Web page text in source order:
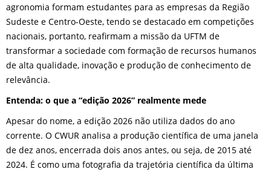
agronomia formam estudantes para as empresas da Região
Sudeste e Centro-Oeste, tendo se destacado em competições
nacionais, portanto, reafirmam a missão da UFTM de
transformar a sociedade com formação de recursos humanos
de alta qualidade, inovação e produção de conhecimento de
relevância.
Entenda: o que a “edição 2026” realmente mede
Apesar do nome, a edição 2026 não utiliza dados do ano
corrente. O CWUR analisa a produção científica de uma janela
de dez anos, encerrada dois anos antes, ou seja, de 2015 até
2024. É como uma fotografia da trajetória científica da última